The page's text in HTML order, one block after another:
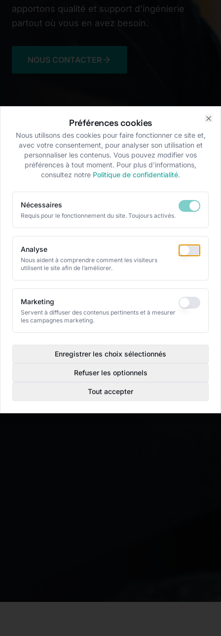
apportons qualité et support d’ingénierie
partout où vous en avez besoin.
NOUS CONTACTER
Préférences cookies
Nous utilisons des cookies pour faire fonctionner ce site et,
avec votre consentement, pour analyser son utilisation et
personnaliser les contenus. Vous pouvez modifier vos
préférences à tout moment. Pour plus d’informations,
consultez notre Politique de confidentialité.
Nécessaires
Requis pour le fonctionnement du site. Toujours activés.
Analyse
Nous aident à comprendre comment les visiteurs
utilisent le site afin de l’améliorer.
Marketing
Servent à diffuser des contenus pertinents et à mesurer
les campagnes marketing.
Enregistrer les choix sélectionnés
Refuser les optionnels
Tout accepter